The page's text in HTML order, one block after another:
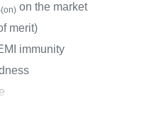
on the market
merit)
immunity